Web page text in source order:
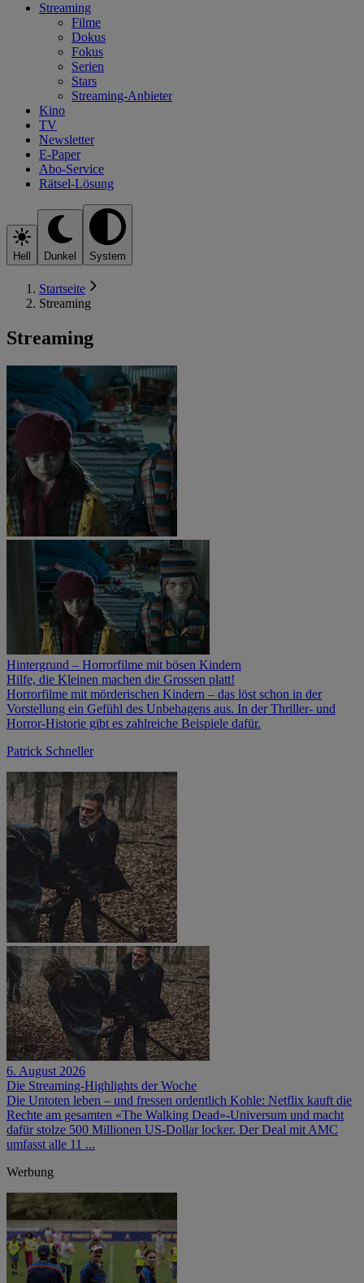
Streaming
Filme
Dokus
Fokus
Serien
Stars
Streaming-Anbieter
Kino
TV
Newsletter
E-Paper
Abo-Service
Rätsel-Lösung
Hell Dunkel System
Startseite
Streaming
Streaming
Hintergrund – Horrorfilme mit bösen Kindern
Hilfe, die Kleinen machen die Grossen platt!
Horrorfilme mit mörderischen Kindern – das löst schon in der
Vorstellung ein Gefühl des Unbehagens aus. In der Thriller- und
Horror-Historie gibt es zahlreiche Beispiele dafür.
Patrick Schneller
6. August 2026
Die Streaming-Highlights der Woche
Die Untoten leben – und fressen ordentlich Kohle: Netflix kauft die
Rechte am gesamten «The Walking Dead»-Universum und macht
dafür stolze 500 Millionen US-Dollar locker. Der Deal mit AMC
umfasst alle 11 ...
Werbung